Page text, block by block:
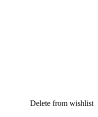
Delete from wishlist